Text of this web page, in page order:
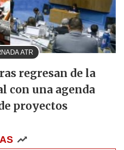
ATR
regresan de la
con una agenda
proyectos